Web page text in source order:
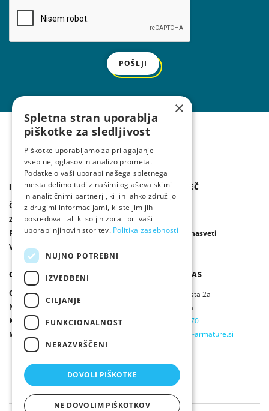
POŠLJI
IZDELKI
Čistilne naprave / Greznice
Zbiralniki deževnice
Ponikalni sistemi
Vsi izdelki
IZVEDITE VEČ
Publikacije
Novice
Vprašanja in nasveti
O NAS
O nas
Naši partnerji
Kontakt
Mnenja strank
OBIŠČITE NAS
Ljubljanska cesta 2a
Ivančna Gorica
01 / 78 69 270
info@armex-armature.si
×
Spletna stran uporablja
piškotke za sledljivost
Piškotke uporabljamo za prilagajanje
vsebine, oglasov in analizo prometa.
Podatke o vaši uporabi našega spletnega
mesta delimo tudi z našimi oglaševalskimi
in analitičnimi partnerji, ki jih lahko združijo
z drugimi informacijami, ki ste jim jih
posredovali ali ki so jih zbrali pri vaši
uporabi njihovih storitev. Politika zasebnosti
NUJNO POTREBNI
IZVEDBENI
CILJANJE
FUNKCIONALNOST
NERAZVRŠČENI
DOVOLI PIŠKOTKE
NE DOVOLIM PIŠKOTKOV